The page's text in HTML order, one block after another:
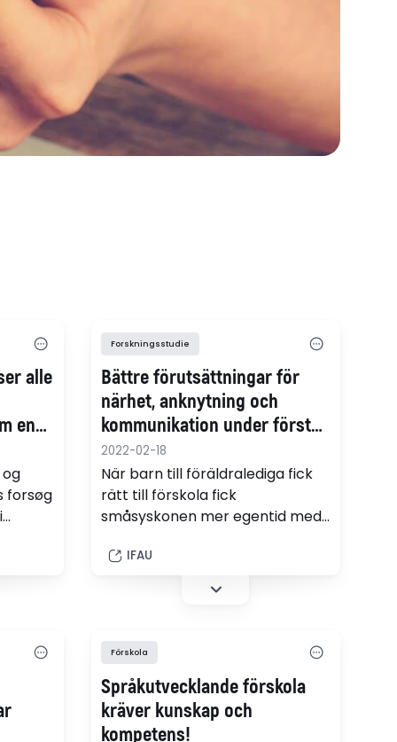
alle
en
forsøg
Forskningsstudie
Bättre förutsättningar för
närhet, anknytning och
kommunikation under första
levnadsåret positivt för vissa
barns skolresultat
2022-02-18
När barn till föräldralediga fick
rätt till förskola fick
småsyskonen mer egentid med
förbättrade skolresultaten i
vissa grupper.
IFAU
Förskola
Språkutvecklande förskola
kräver kunskap och
kompetens!